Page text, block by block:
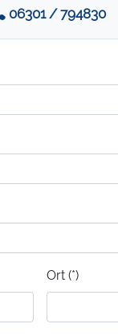
06301 / 794830
Ort (*)